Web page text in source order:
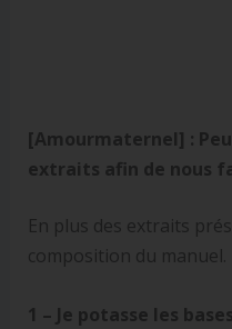
[Amourmaternel] :
extraits afin de nous
En plus des extraits
composition du manuel.
1 – Je potasse les bases